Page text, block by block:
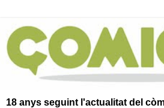
18 anys seguint l'actualitat del